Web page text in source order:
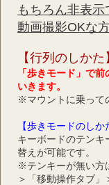
もちろん非表示
動画撮影OKな
【行列のしかた
「歩きモード」で
いきます。
※マウントに乗って
【歩きモードのしか
キーボードのテンキ
替えが可能です。
※テンキーが無い方
＞「移動操作タブ